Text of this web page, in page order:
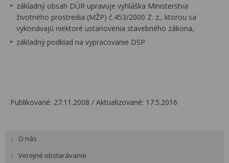
základný obsah DÚR upravuje vyhláška Ministerstva
životného prostredia (MŽP) č.453/2000 Z. z., ktorou sa
vykonávajú niektoré ustanovenia stavebného zákona,
základný podklad na vypracovanie DSP
Publikované: 27.11.2008 / Aktualizované: 17.5.2016
O nás
Verejné obstarávanie